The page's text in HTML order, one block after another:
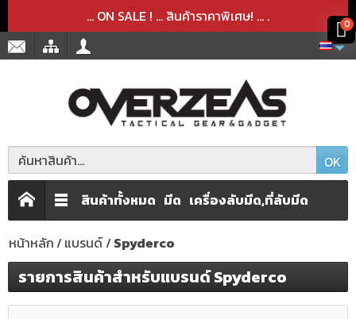
... ON SALE ! ... สินค้าราคาพิเศษ! ... .
OK
สินค้าทั้งหมด มีด เครื่องลับมีด,ที่ลับมีด
หน้าหลัก แบรนด์ Spyderco
รายการสินค้าสำหรับแบรนด์ Spyderco
สินค้าได้เพิ่มลงในตะกร้าเรียบร้อยแล้ว
สินค้าได้ถูกลบออกจากตะกร้าเรียบร้อยแล้ว
0